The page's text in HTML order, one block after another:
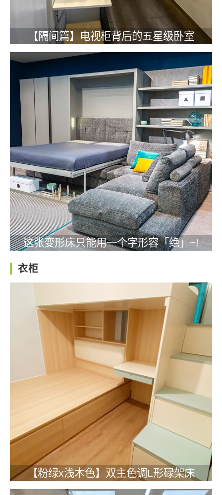
【隔间篇】电视柜背后的五星级卧室
这张变形床只能用一个字形容「绝」~!
衣柜
【粉绿x浅木色】双主色调L形碌架床